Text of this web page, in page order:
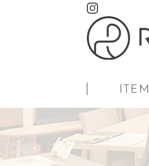
ITEM